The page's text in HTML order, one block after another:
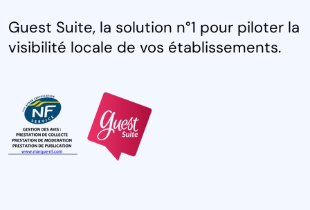
Guest Suite, la solution n°1 pour piloter la
visibilité locale de vos établissements.